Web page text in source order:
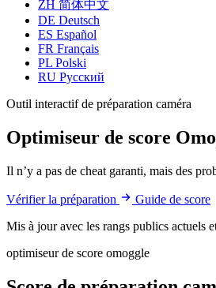
ZH 简体中文
DE Deutsch
ES Español
FR Français
PL Polski
RU Русский
Outil interactif de préparation caméra
Optimiseur de score
Il n’y a pas de cheat garanti, mais des
Vérifier la préparation
Guide de score
Mis à jour avec les rangs publics actuels
optimiseur de score omoggle